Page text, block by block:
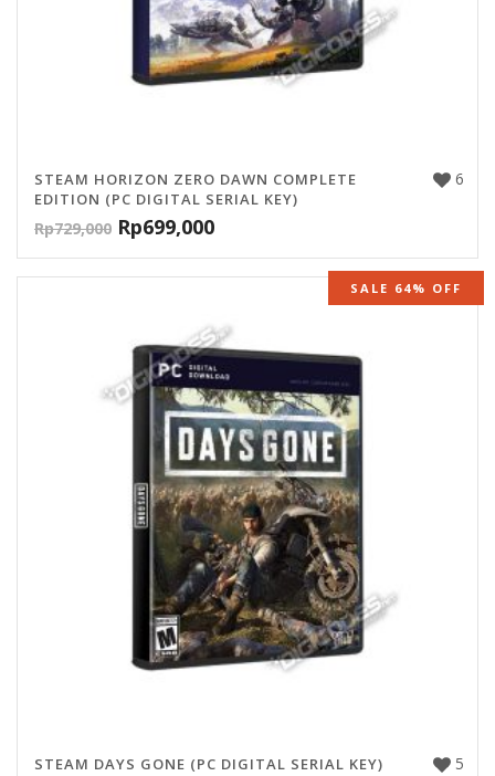
6
STEAM HORIZON ZERO DAWN COMPLETE
EDITION (PC DIGITAL SERIAL KEY)
Rp729,000 Rp699,000
SALE 64% OFF
5
STEAM DAYS GONE (PC DIGITAL SERIAL KEY)